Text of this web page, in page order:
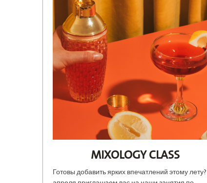
MIXOLOGY CLASS
Готовы добавить ярких впечатлений этому